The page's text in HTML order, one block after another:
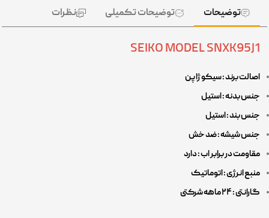
توضیحات توضیحات تکمیلی نظرات
SEIKO MODEL SNXK95J1
اصالت برند : سیکو ژاپن
جنس بدنه : استیل
جنس بند : استیل
جنس شیشه : ضد خش
مقاومت در برابر اب : دارد
منبع انرژی : اتوماتیک
گارانتی : ۲۴ ماهه شرکتی